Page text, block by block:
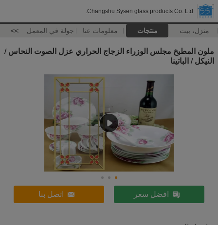
Changshu Sysen glass products Co. Ltd.
منزل، بيت منتجات معلومات عنا جولة في المعمل >>
ملون المطبخ مجلس الوزراء الزجاج الحراري عزل الصوت النحاس /
النيكل / الباتينا
افضل سعر اتصل بنا